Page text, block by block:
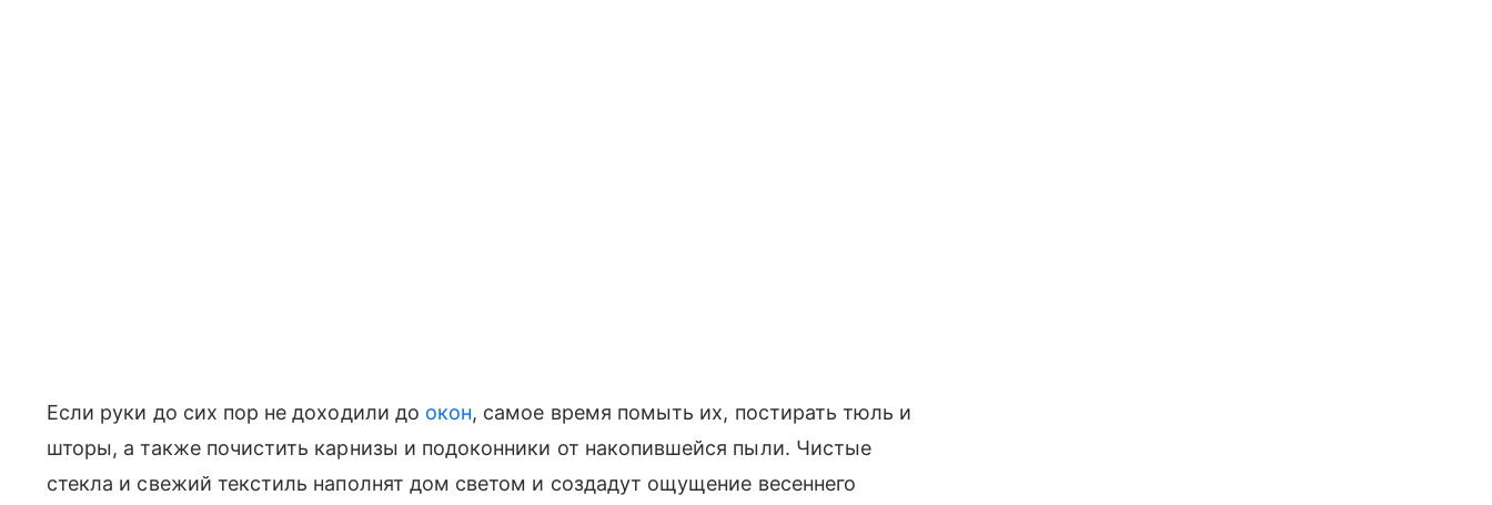
Если руки до сих пор не доходили до окон, самое время помыть их, постирать тюль и
шторы, а также почистить карнизы и подоконники от накопившейся пыли. Чистые
стекла и свежий текстиль наполнят дом светом и создадут ощущение весеннего